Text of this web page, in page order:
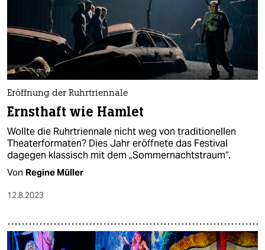
Eröffnung der Ruhrtriennale
Ernsthaft wie Hamlet
Wollte die Ruhrtriennale nicht weg von traditionellen
Theaterformaten? Dies Jahr eröffnete das Festival
dagegen klassisch mit dem „Sommernachtstraum“.
Von Regine Müller
12.8.2023